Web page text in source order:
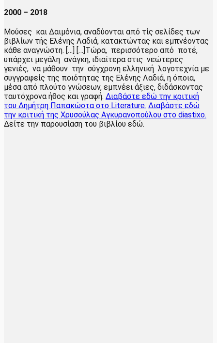
2000 – 2018
Μούσες και Δαιμόνια, αναδύονται από τίς σελίδες των
βιβλίων τής Ελένης Λαδιά, κατακτώντας και εμπνέοντας
κάθε αναγνώστη. […] […]Τώρα, περισσότερο από ποτέ,
υπάρχει μεγάλη ανάγκη, ιδιαίτερα στις νεώτερες
γενιές, να μάθουν την σύγχρονη ελληνική λογοτεχνία με
συγγραφείς της ποιότητας της Ελένης Λαδιά, η όποια,
μέσα από πλούτο γνώσεων, εμπνέει άξιες, διδάσκοντας
ταυτόχρονα ήθος και γραφή. Διαβάστε εδώ την κριτική
του Δημήτρη Παπακώστα στο Literature. Διαβάστε εδώ
την κριτική της Χρυσούλας Αγκυρανοπούλου στο diastixo.
Δείτε την παρουσίαση του βιβλίου εδώ.